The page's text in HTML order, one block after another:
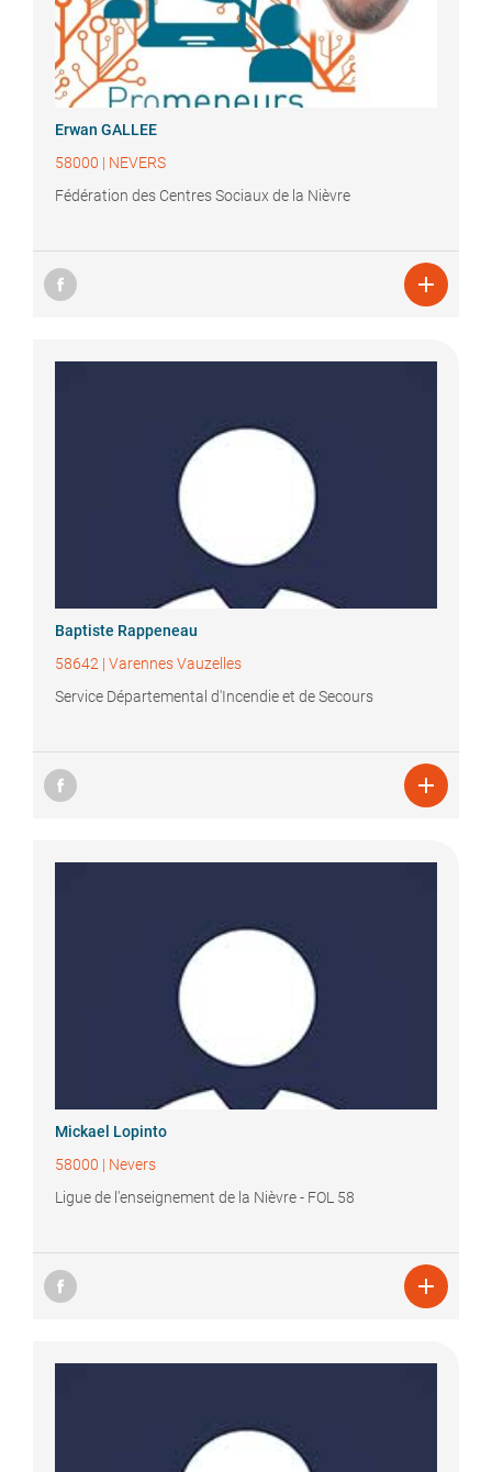
Erwan GALLEE
58000 | NEVERS
Fédération des Centres Sociaux de la Nièvre

Baptiste Rappeneau
58642 | Varennes Vauzelles
Service Départemental d'Incendie et de Secours

Mickael Lopinto
58000 | Nevers
Ligue de l'enseignement de la Nièvre - FOL 58
